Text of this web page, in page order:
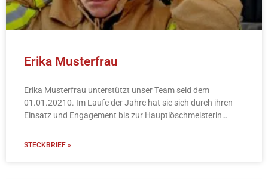
Erika Musterfrau
Erika Musterfrau unterstützt unser Team seid dem
01.01.20210. Im Laufe der Jahre hat sie sich durch ihren
Einsatz und Engagement bis zur Hauptlöschmeisterin
STECKBRIEF »